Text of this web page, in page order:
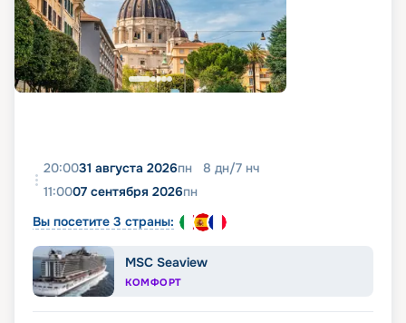
20:0031 августа 2026пн 8 дн/7 нч
11:0007 сентября 2026пн
Вы посетите 3 страны:
MSC Seaview
КОМФОРТ